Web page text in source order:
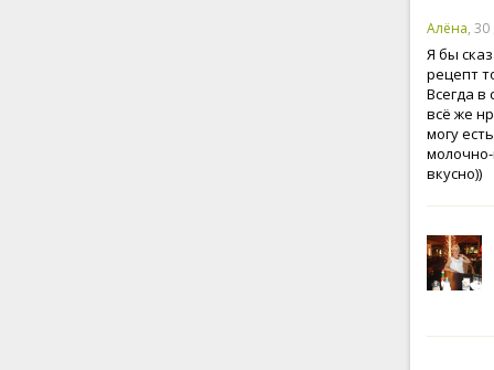
Алёна,
Я бы
рецепт
Всегда
всё же
могу
вкусно))